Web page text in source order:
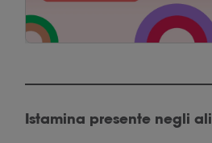
Istamina presente negli